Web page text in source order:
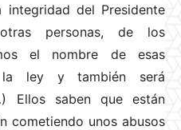
integridad del Presidente
personas, de los
el nombre de esas
la ley y también será
Ellos saben que están
cometiendo unos abusos